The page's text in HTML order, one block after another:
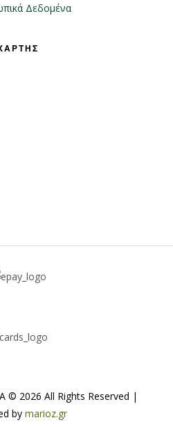
Δεδομένα
2026 All Rights Reserved |
by marioz.gr